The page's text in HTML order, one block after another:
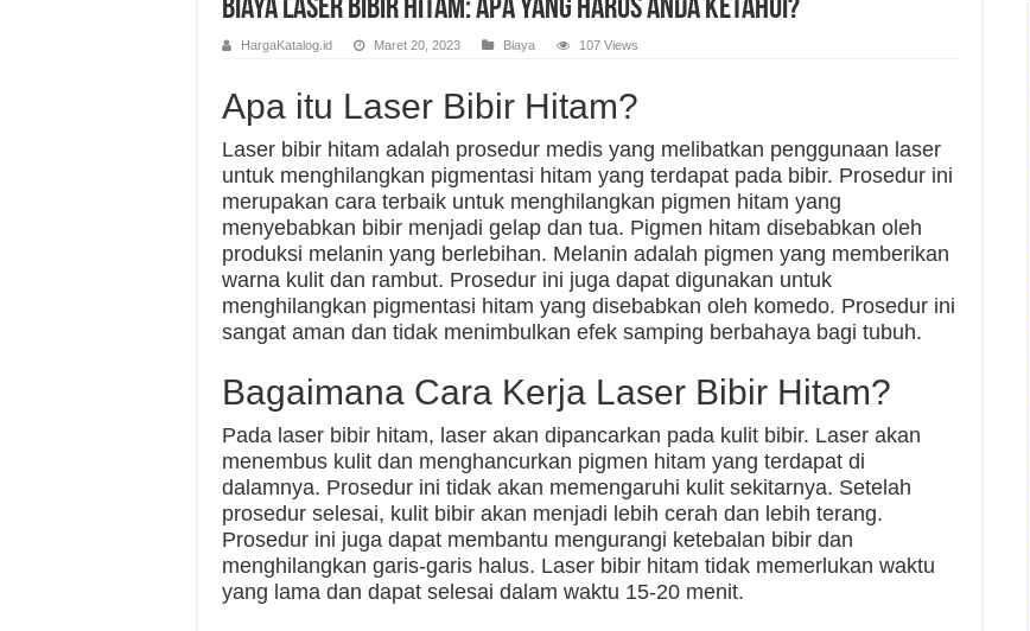
Biaya Laser Bibir Hitam: Apa Yang Harus Anda Ketahui?
HargaKatalog.id Maret 20, 2023 Biaya 107 Views
Apa itu Laser Bibir Hitam?
Laser bibir hitam adalah prosedur medis yang melibatkan penggunaan laser
untuk menghilangkan pigmentasi hitam yang terdapat pada bibir. Prosedur ini
merupakan cara terbaik untuk menghilangkan pigmen hitam yang
menyebabkan bibir menjadi gelap dan tua. Pigmen hitam disebabkan oleh
produksi melanin yang berlebihan. Melanin adalah pigmen yang memberikan
warna kulit dan rambut. Prosedur ini juga dapat digunakan untuk
menghilangkan pigmentasi hitam yang disebabkan oleh komedo. Prosedur ini
sangat aman dan tidak menimbulkan efek samping berbahaya bagi tubuh.
Bagaimana Cara Kerja Laser Bibir Hitam?
Pada laser bibir hitam, laser akan dipancarkan pada kulit bibir. Laser akan
menembus kulit dan menghancurkan pigmen hitam yang terdapat di
dalamnya. Prosedur ini tidak akan memengaruhi kulit sekitarnya. Setelah
prosedur selesai, kulit bibir akan menjadi lebih cerah dan lebih terang.
Prosedur ini juga dapat membantu mengurangi ketebalan bibir dan
menghilangkan garis-garis halus. Laser bibir hitam tidak memerlukan waktu
yang lama dan dapat selesai dalam waktu 15-20 menit.